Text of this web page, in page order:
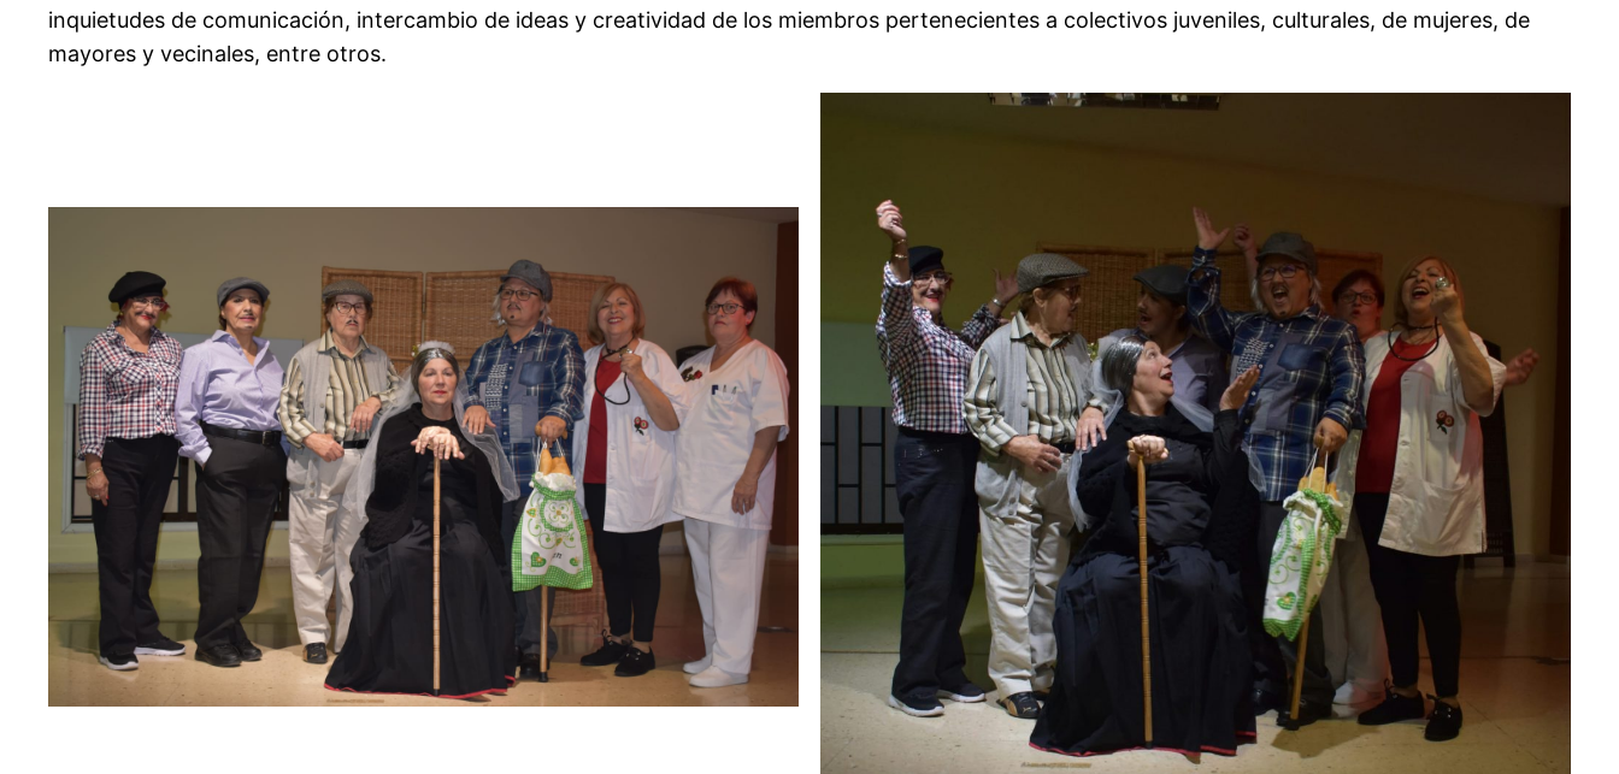
inquietudes de comunicación, intercambio de ideas y creatividad de los miembros pertenecientes a colectivos juveniles, culturales, de mujeres, de
mayores y vecinales, entre otros.